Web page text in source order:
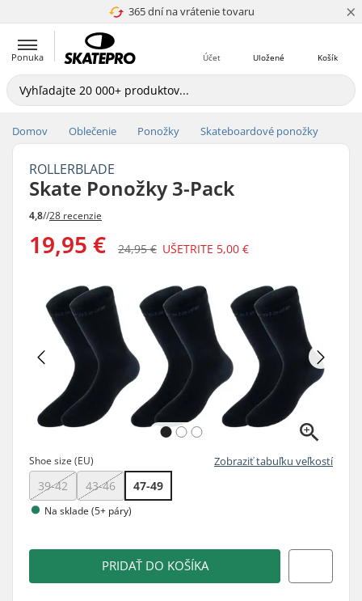
365 dní na vrátenie tovaru
4.8 z 5 ×
Ponuka Košík
Uložené
Účet
Domov Oblečenie Ponožky Skateboardové ponožky
ROLLERBLADE
Skate Ponožky 3-Pack
4,8//28 recenzie
19,95 € 24,95 € UŠETRITE 5,00 €
Shoe size (EU) Zobraziť tabuľku veľkostí
39-42 43-46 47-49
Na sklade (5+ páry)
PRIDAŤ DO KOŠÍKA